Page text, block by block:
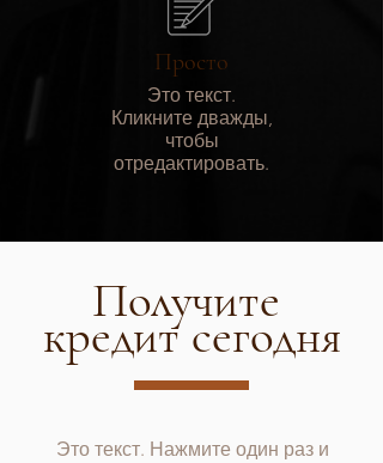
Просто
Это текст.
Кликните дважды,
чтобы
отредактировать.
Получите
кредит сегодня
Это текст. Нажмите один раз и